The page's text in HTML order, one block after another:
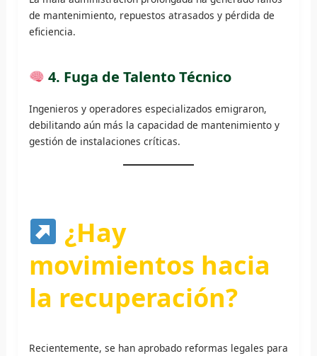
de mantenimiento, repuestos atrasados y pérdida de
eficiencia.
4. Fuga de Talento Técnico
Ingenieros y operadores especializados emigraron,
debilitando aún más la capacidad de mantenimiento y
gestión de instalaciones críticas.
¿Hay
movimientos hacia
la recuperación?
Recientemente, se han aprobado reformas legales para